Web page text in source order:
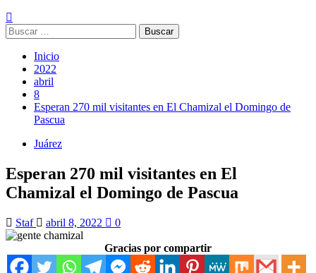
Buscar:
Inicio
2022
abril
8
Esperan 270 mil visitantes en El Chamizal el Domingo de
Pascua
Juárez
Esperan 270 mil visitantes en El
Chamizal el Domingo de Pascua
Staf abril 8, 2022 0
Gracias por compartir